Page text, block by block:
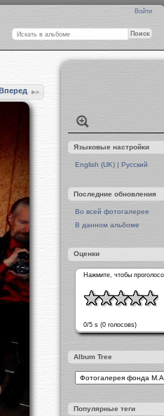
Войти
Вперед
Языковые настройки
English (UK) Русский
Последние обновления
Во всей фотогалерее
В данном альбоме
Оценки
Нажмите, чтобы
0/5 s (0 голосовs)
Album Tree
Популярные теги